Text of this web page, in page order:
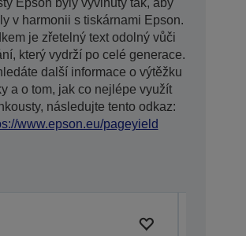
Epson byly vyvinuty tak, aby
v harmonii s tiskárnami Epson.
je zřetelný text odolný vůči
který vydrží po celé generace.
další informace o výtěžku
a o tom, jak co nejlépe využít
následujte tento odkaz:
www.epson.eu/pageyield